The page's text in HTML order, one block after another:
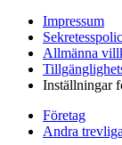
Impressum
Allmänna
Inställningar
Företag
Andra